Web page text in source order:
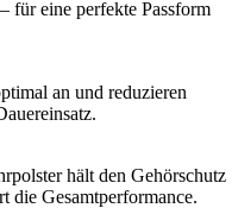
für eine perfekte Passform
an und reduzieren
hält den Gehörschutz
die Gesamtperformance.